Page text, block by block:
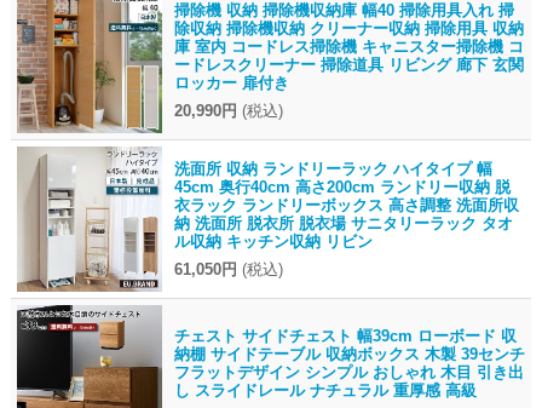
掃除機 収納 掃除機収納庫 幅40 掃除用具入れ 掃
除収納 掃除機収納 クリーナー収納 掃除用具 収納
庫 室内 コードレス掃除機 キャニスター掃除機 コ
ードレスクリーナー 掃除道具 リビング 廊下 玄関
ロッカー 扉付き
20,990円 (税込)
洗面所 収納 ランドリーラック ハイタイプ 幅
45cm 奥行40cm 高さ200cm ランドリー収納 脱
衣ラック ランドリーボックス 高さ調整 洗面所収
納 洗面所 脱衣所 脱衣場 サニタリーラック タオ
ル収納 キッチン収納 リビン
61,050円 (税込)
チェスト サイドチェスト 幅39cm ローボード 収
納棚 サイドテーブル 収納ボックス 木製 39センチ
フラットデザイン シンプル おしゃれ 木目 引き出
し スライドレール ナチュラル 重厚感 高級